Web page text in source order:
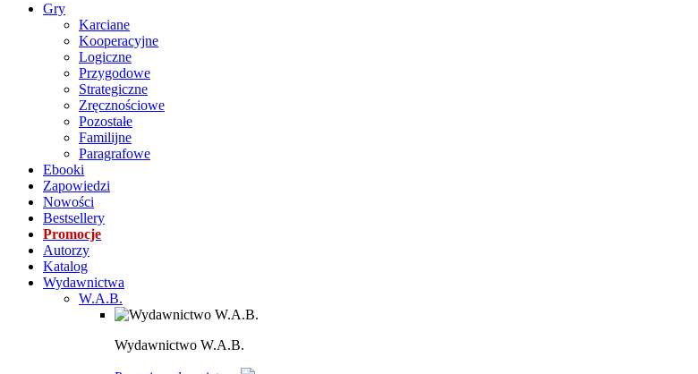
Gry
Karciane
Kooperacyjne
Logiczne
Przygodowe
Strategiczne
Zręcznościowe
Pozostałe
Familijne
Paragrafowe
Ebooki
Zapowiedzi
Nowości
Bestsellery
Promocje
Autorzy
Katalog
Wydawnictwa
W.A.B.
Wydawnictwo W.A.B.